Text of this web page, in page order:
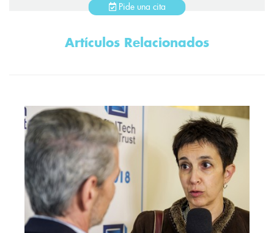
Pide una cita
Artículos Relacionados